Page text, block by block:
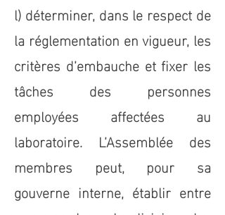
l) déterminer, dans le respect de
la réglementation en vigueur, les
critères d’embauche et fixer les
tâches des personnes
employées affectées au
laboratoire. L’Assemblée des
membres peut, pour sa
gouverne interne, établir entre